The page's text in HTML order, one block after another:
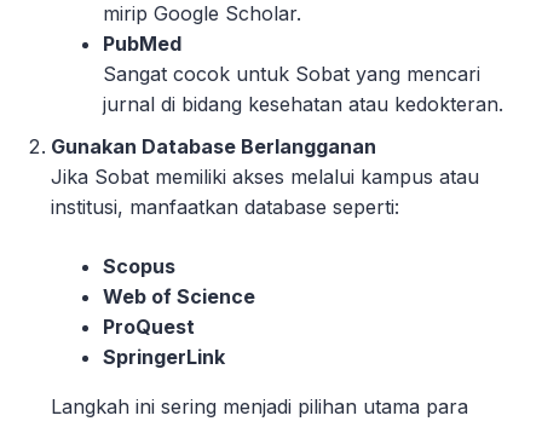
mirip Google Scholar.
PubMed
Sangat cocok untuk Sobat yang mencari
jurnal di bidang kesehatan atau kedokteran.
Gunakan Database Berlangganan
Jika Sobat memiliki akses melalui kampus atau
institusi, manfaatkan database seperti:
Scopus
Web of Science
ProQuest
SpringerLink
Langkah ini sering menjadi pilihan utama para